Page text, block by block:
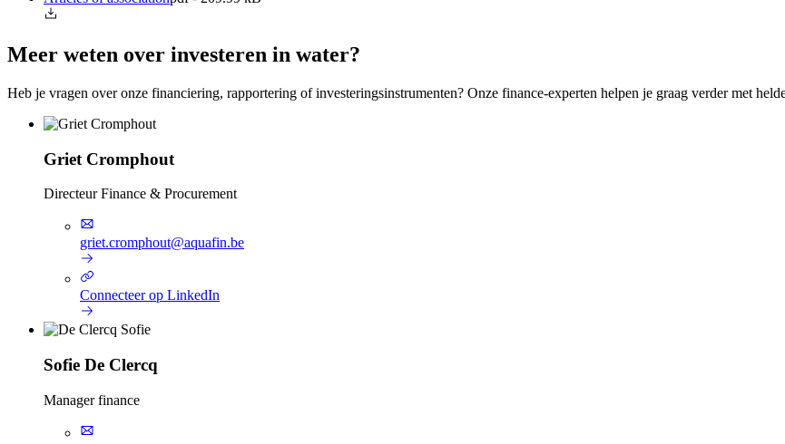
Meer weten over investeren in water?
Heb je vragen over onze financiering, rapportering of investeringsinstrumenten? Onze finance-experten helpen je graag verder met
Griet Cromphout
Directeur Finance & Procurement
griet.cromphout@aquafin.be
Connecteer op LinkedIn
Sofie De Clercq
Manager finance